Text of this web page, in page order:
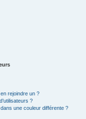
rejoindre un ?
?
une couleur différente ?